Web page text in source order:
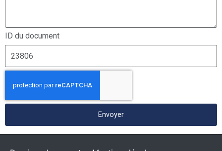
ID du document
Envoyer